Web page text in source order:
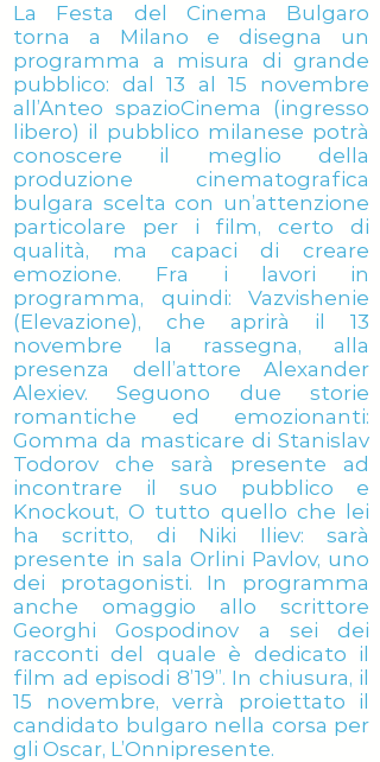
La Festa del Cinema Bulgaro
torna a Milano e disegna un
programma a misura di grande
pubblico: dal 13 al 15 novembre
all’Anteo spazioCinema (ingresso
libero) il pubblico milanese potrà
conoscere il meglio della
produzione cinematografica
bulgara scelta con un’attenzione
particolare per i film, certo di
qualità, ma capaci di creare
emozione. Fra i lavori in
programma, quindi: Vazvishenie
(Elevazione), che aprirà il 13
novembre la rassegna, alla
presenza dell’attore Alexander
Alexiev. Seguono due storie
romantiche ed emozionanti:
Gomma da masticare di Stanislav
Todorov che sarà presente ad
incontrare il suo pubblico e
Knockout, O tutto quello che lei
ha scritto, di Niki Iliev: sarà
presente in sala Orlini Pavlov, uno
dei protagonisti. In programma
anche omaggio allo scrittore
Georghi Gospodinov a sei dei
racconti del quale è dedicato il
film ad episodi 8’19”. In chiusura, il
15 novembre, verrà proiettato il
candidato bulgaro nella corsa per
gli Oscar, L’Onnipresente.